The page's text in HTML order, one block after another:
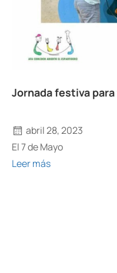
Jornada festiva
abril 28, 2023
El 7 de Mayo
Leer más